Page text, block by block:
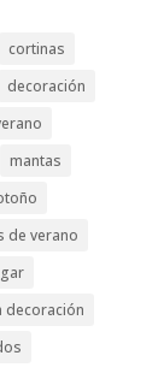
cortinas
decoración
mantas
de verano
decoración